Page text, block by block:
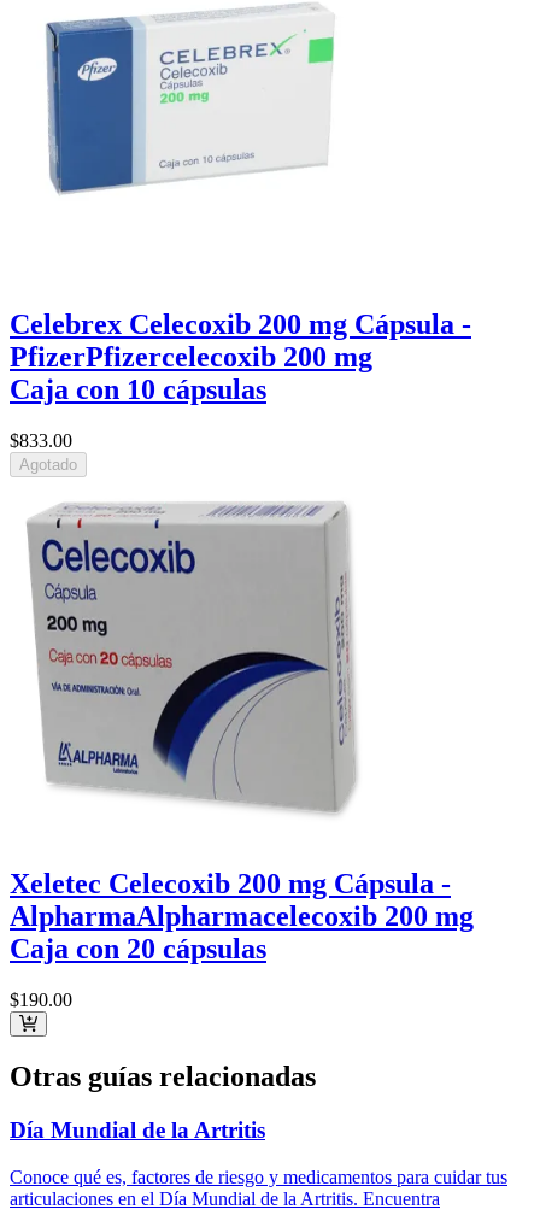
Celebrex Celecoxib 200 mg Cápsula -
PfizerPfizercelecoxib 200 mg
Caja con 10 cápsulas
$833.00
Agotado
Xeletec Celecoxib 200 mg Cápsula -
AlpharmaAlpharmacelecoxib 200 mg
Caja con 20 cápsulas
$190.00
Otras guías relacionadas
Día Mundial de la Artritis
Conoce qué es, factores de riesgo y medicamentos para cuidar tus
articulaciones en el Día Mundial de la Artritis. Encuentra